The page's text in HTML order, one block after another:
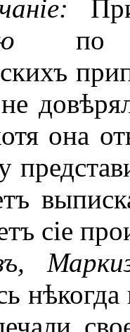
по
не
она
сіе